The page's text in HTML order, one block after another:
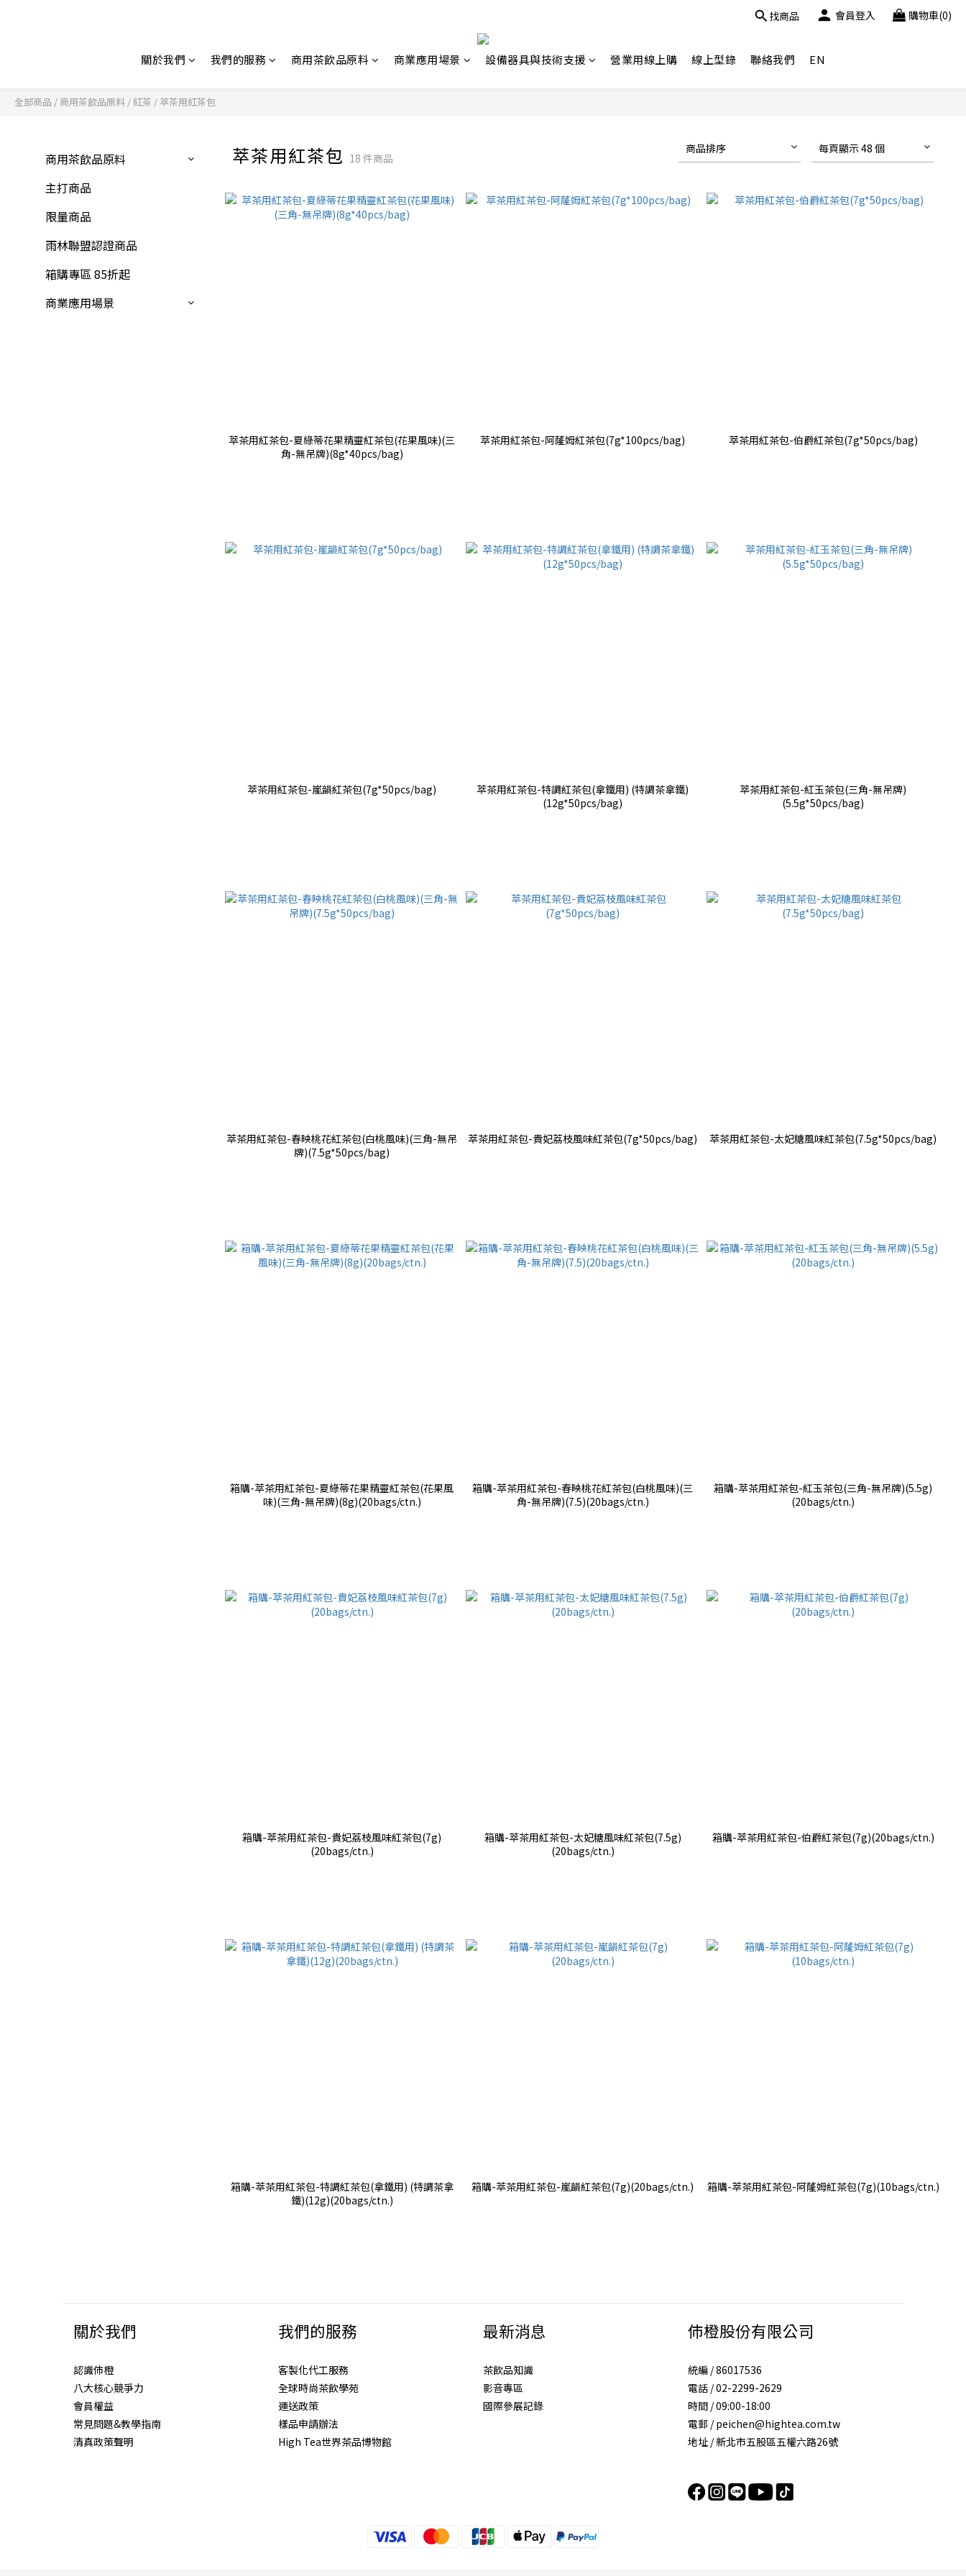
找商品 會員登入 購物車(0)
關於我們 我們的服務 商用茶飲品原料 商業應用場景 設備器具與技術支援 營業用線上購 線上型錄 聯絡我們 EN
全部商品 / 商用茶飲品原料 / 紅茶 / 萃茶用紅茶包
商用茶飲品原料
主打商品
限量商品
雨林聯盟認證商品
箱購專區 85折起
商業應用場景
萃茶用紅茶包 18 件商品
商品排序 每頁顯示 48 個
萃茶用紅茶包-夏綠蒂花果精靈紅茶包(花果風味)(三
角-無吊牌)(8g*40pcs/bag)
萃茶用紅茶包-阿蕯姆紅茶包(7g*100pcs/bag) 萃茶用紅茶包-伯爵紅茶包(7g*50pcs/bag)
萃茶用紅茶包-嵐韻紅茶包(7g*50pcs/bag)
萃茶用紅茶包-特調紅茶包(拿鐵用) (特調茶拿鐵)
(12g*50pcs/bag)
萃茶用紅茶包-紅玉茶包(三角-無吊牌)
(5.5g*50pcs/bag)
萃茶用紅茶包-春映桃花紅茶包(白桃風味)(三角-無吊
牌)(7.5g*50pcs/bag)
萃茶用紅茶包-貴妃荔枝風味紅茶包(7g*50pcs/bag) 萃茶用紅茶包-太妃糖風味紅茶包(7.5g*50pcs/bag)
箱購-萃茶用紅茶包-夏綠蒂花果精靈紅茶包(花果風
味)(三角-無吊牌)(8g)(20bags/ctn.)
箱購-萃茶用紅茶包-春映桃花紅茶包(白桃風味)(三
角-無吊牌)(7.5)(20bags/ctn.)
箱購-萃茶用紅茶包-紅玉茶包(三角-無吊牌)(5.5g)
(20bags/ctn.)
箱購-萃茶用紅茶包-貴妃荔枝風味紅茶包(7g)
(20bags/ctn.)
箱購-萃茶用紅茶包-太妃糖風味紅茶包(7.5g)
(20bags/ctn.)
箱購-萃茶用紅茶包-伯爵紅茶包(7g)(20bags/ctn.)
箱購-萃茶用紅茶包-特調紅茶包(拿鐵用) (特調茶拿
鐵)(12g)(20bags/ctn.)
箱購-萃茶用紅茶包-嵐韻紅茶包(7g)(20bags/ctn.) 箱購-萃茶用紅茶包-阿蕯姆紅茶包(7g)(10bags/ctn.)
關於我們
認識伂橙
八大核心競爭力
會員權益
常見問題&教學指南
清真政策聲明
我們的服務
客製化代工服務
全球時尚茶飲學苑
運送政策
樣品申請辦法
High Tea世界茶品博物館
最新消息
茶飲品知識
影音專區
國際參展記錄
伂橙股份有限公司
統編 / 86017536
電話 / 02-2299-2629
時間 / 09:00-18:00
電郵 / peichen@hightea.com.tw
地址 / 新北市五股區五權六路26號